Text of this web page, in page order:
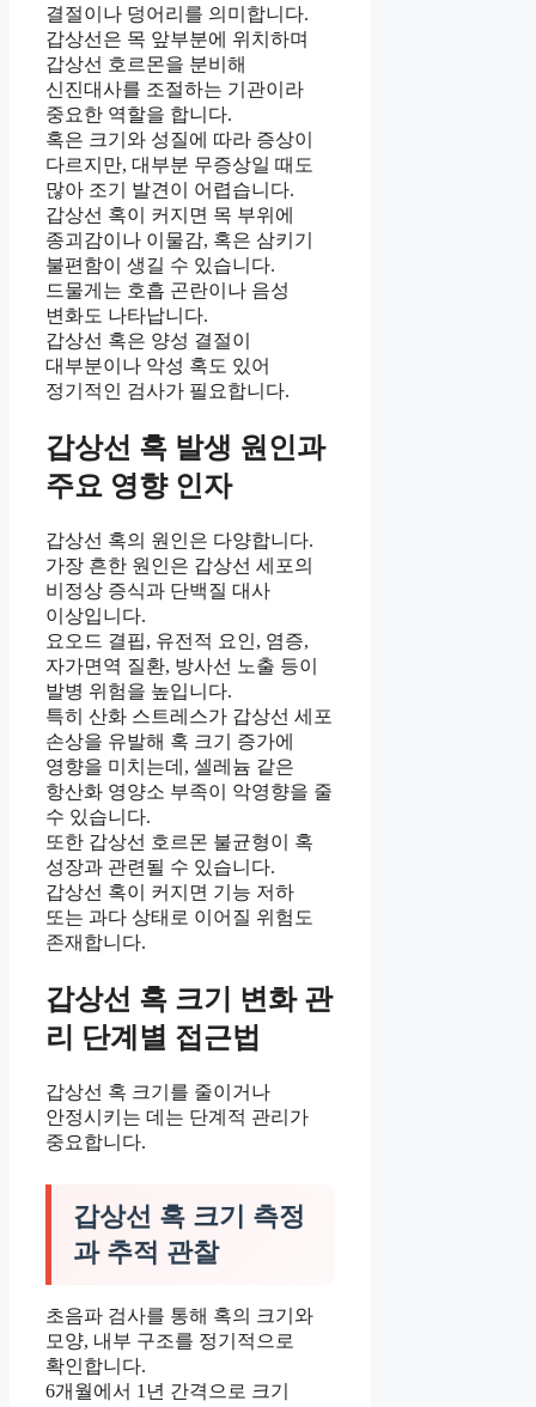
결절이나 덩어리를 의미합니다.
갑상선은 목 앞부분에 위치하며
갑상선 호르몬을 분비해
신진대사를 조절하는 기관이라
중요한 역할을 합니다.
혹은 크기와 성질에 따라 증상이
다르지만, 대부분 무증상일 때도
많아 조기 발견이 어렵습니다.
갑상선 혹이 커지면 목 부위에
종괴감이나 이물감, 혹은 삼키기
불편함이 생길 수 있습니다.
드물게는 호흡 곤란이나 음성
변화도 나타납니다.
갑상선 혹은 양성 결절이
대부분이나 악성 혹도 있어
정기적인 검사가 필요합니다.
갑상선 혹 발생 원인과
주요 영향 인자
갑상선 혹의 원인은 다양합니다.
가장 흔한 원인은 갑상선 세포의
비정상 증식과 단백질 대사
이상입니다.
요오드 결핍, 유전적 요인, 염증,
자가면역 질환, 방사선 노출 등이
발병 위험을 높입니다.
특히 산화 스트레스가 갑상선 세포
손상을 유발해 혹 크기 증가에
영향을 미치는데, 셀레늄 같은
항산화 영양소 부족이 악영향을 줄
수 있습니다.
또한 갑상선 호르몬 불균형이 혹
성장과 관련될 수 있습니다.
갑상선 혹이 커지면 기능 저하
또는 과다 상태로 이어질 위험도
존재합니다.
갑상선 혹 크기 변화 관
리 단계별 접근법
갑상선 혹 크기를 줄이거나
안정시키는 데는 단계적 관리가
중요합니다.
갑상선 혹 크기 측정
과 추적 관찰
초음파 검사를 통해 혹의 크기와
모양, 내부 구조를 정기적으로
확인합니다.
6개월에서 1년 간격으로 크기